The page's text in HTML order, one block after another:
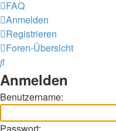
FAQ
Anmelden
Registrieren
Foren-Übersicht
Suche
Anmelden
Benutzername: